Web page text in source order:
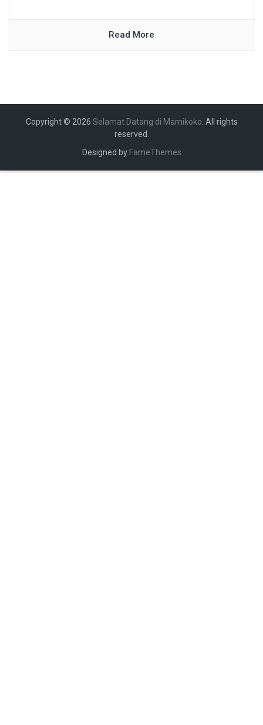
Read More
Copyright © 2026 Selamat Datang di Mamikoko. All rights
reserved.
Designed by FameThemes